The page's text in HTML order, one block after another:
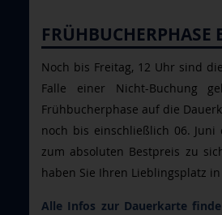
FRÜHBUCHERPHASE
Noch bis Freitag, 12 Uhr sind
Falle einer Nicht-Buchung
Frühbucherphase auf die
noch bis einschließlich 06.
zum absoluten Bestpreis zu
haben Sie Ihren Lieblingsplatz
Alle Infos zur Dauerkarte